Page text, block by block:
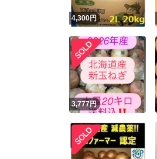
4,300円
3,777円